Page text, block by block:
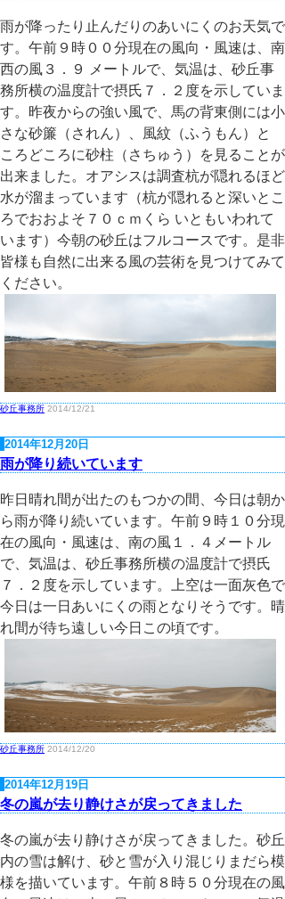
雨が降ったり止んだりのあいにくのお天気で
す。午前９時００分現在の風向・風速は、南
西の風３．９ メートルで、気温は、砂丘事
務所横の温度計で摂氏７．２度を示していま
す。昨夜からの強い風で、馬の背東側には小
さな砂簾（されん）、風紋（ふうもん）と
ころどころに砂柱（さちゅう）を見ることが
出来ました。オアシスは調査杭が隠れるほど
水が溜まっています（杭が隠れると深いとこ
ろでおおよそ７０ｃｍくら いともいわれて
います）今朝の砂丘はフルコースです。是非
皆様も自然に出来る風の芸術を見つけてみて
ください。
砂丘事務所 2014/12/21
2014年12月20日
雨が降り続いています
昨日晴れ間が出たのもつかの間、今日は朝か
ら雨が降り続いています。午前９時１０分現
在の風向・風速は、南の風１．４メートル
で、気温は、砂丘事務所横の温度計で摂氏
７．２度を示しています。上空は一面灰色で
今日は一日あいにくの雨となりそうです。晴
れ間が待ち遠しい今日この頃です。
砂丘事務所 2014/12/20
2014年12月19日
冬の嵐が去り静けさが戻ってきました
冬の嵐が去り静けさが戻ってきました。砂丘
内の雪は解け、砂と雪が入り混じりまだら模
様を描いています。午前８時５０分現在の風